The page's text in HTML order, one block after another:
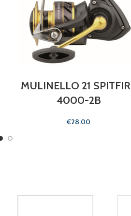
MULINELLO 21
4000-2B
€